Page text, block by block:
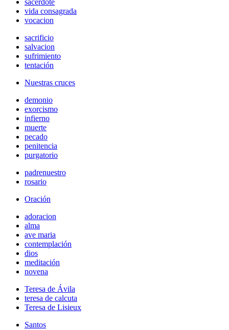
sacerdote
vida consagrada
vocacion
sacrificio
salvacion
sufrimiento
tentación
Nuestras cruces
demonio
exorcismo
infierno
muerte
pecado
penitencia
purgatorio
padrenuestro
rosario
Oración
adoracion
alma
ave maria
contemplación
dios
meditación
novena
Teresa de Ávila
teresa de calcuta
Teresa de Lisieux
Santos